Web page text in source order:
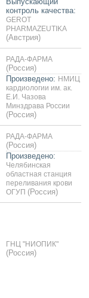
контроль качества:
GEROT
PHARMAZEUTIKA
(Австрия)
РАДА-ФАРМА
(Россия)
Произведено: НМИЦ
кардиологии им. ак.
Е.И. Чазова
Минздрава России
(Россия)
РАДА-ФАРМА
(Россия)
Произведено:
Челябинская
областная станция
переливания крови
ОГУП (Россия)
ГНЦ "НИОПИК"
(Россия)